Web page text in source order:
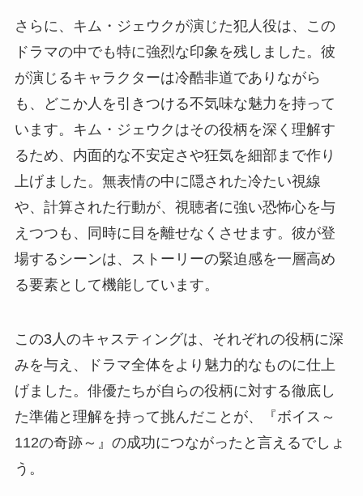
さらに、キム・ジェウクが演じた犯人役は、この
ドラマの中でも特に強烈な印象を残しました。彼
が演じるキャラクターは冷酷非道でありながら
も、どこか人を引きつける不気味な魅力を持って
います。キム・ジェウクはその役柄を深く理解す
るため、内面的な不安定さや狂気を細部まで作り
上げました。無表情の中に隠された冷たい視線
や、計算された行動が、視聴者に強い恐怖心を与
えつつも、同時に目を離せなくさせます。彼が登
場するシーンは、ストーリーの緊迫感を一層高め
る要素として機能しています。
この3人のキャスティングは、それぞれの役柄に深
みを与え、ドラマ全体をより魅力的なものに仕上
げました。俳優たちが自らの役柄に対する徹底し
た準備と理解を持って挑んだことが、『ボイス～
112の奇跡～』の成功につながったと言えるでしょ
う。